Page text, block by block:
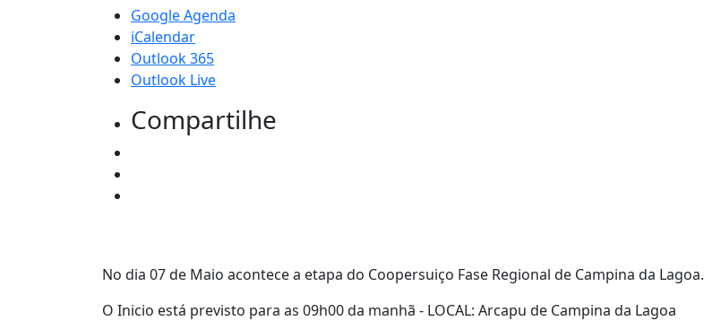
Google Agenda
iCalendar
Outlook 365
Outlook Live
Compartilhe
No dia 07 de Maio acontece a etapa do Coopersuiço Fase Regional de Campina da Lagoa.
O Inicio está previsto para as 09h00 da manhã - LOCAL: Arcapu de Campina da Lagoa